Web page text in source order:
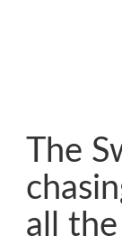
The
all